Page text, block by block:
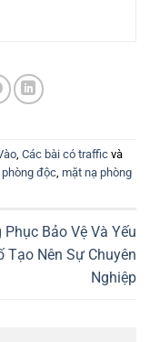
Các bài có traffic và
độc mặt nạ phòng
Bảo Vệ Và Yếu
Tạo Nên Sự Chuyên
Nghiệp